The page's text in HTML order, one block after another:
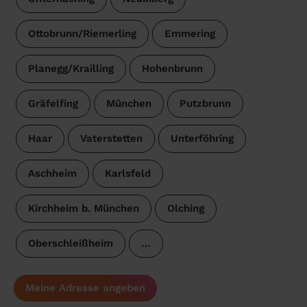
Ottobrunn/Riemerling Emmering
Planegg/Krailling Hohenbrunn
Gräfelfing München Putzbrunn
Haar Vaterstetten Unterföhring
Aschheim Karlsfeld
Kirchheim b. München Olching
Oberschleißheim …
Meine Adresse angeben